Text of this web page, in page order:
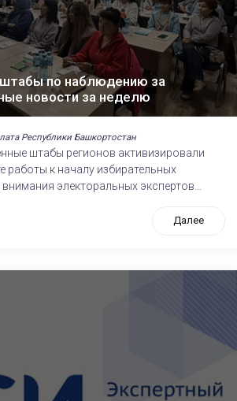
по наблюдению за
новости за неделю
Республики Башкортостан
штабы регионов активизировали
работы к началу избирательных
электоральных экспертов...
Далее